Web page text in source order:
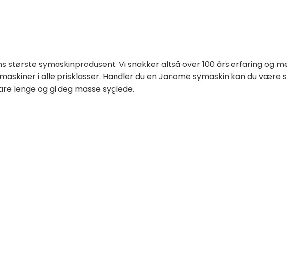
største symaskinprodusent. Vi snakker altså over 100 års erfaring og
i alle prisklasser. Handler du en Janome symaskin kan du være
lenge og gi deg masse syglede.